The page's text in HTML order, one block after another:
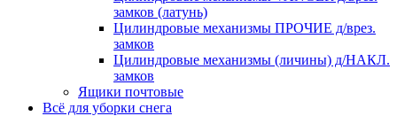
замков (латунь)
Цилиндровые механизмы ПРОЧИЕ д/врез.
замков
Цилиндровые механизмы (личины) д/НАКЛ.
замков
Ящики почтовые
Всё для уборки снега